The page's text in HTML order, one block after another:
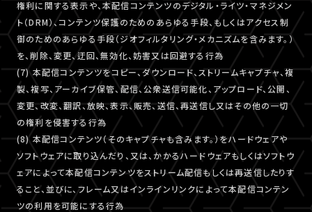
権利に関する表示や、本配信コンテンツのデジタル・ライツ・マネジメン
ト（DRM）、コンテンツ保護のためのあらゆる手段、もしくはアクセス制
御のためのあらゆる手段（ジオフィルタリング・メカニズムを含みます。）
を、削除、変更、迂回、無効化、妨害又は回避する行為
(7) 本配信コンテンツをコピー、ダウンロード、ストリームキャプチャ、複
製、複写、アーカイブ保管、配信、公衆送信可能化、アップロード、公開、
変更、改変、翻訳、放映、表示、販売、送信、再送信し又はその他の一切
の権利を侵害する行為
(8) 本配信コンテンツ（そのキャプチャも含みます。）をハードウェアや
ソフトウェアに取り込んだり、又は、かかるハードウェアもしくはソフトウ
ェアによって本配信コンテンツをストリーム配信もしくは再送信したりす
ること、並びに、フレーム又はインラインリンクによって本配信コンテン
ツの利用を可能にする行為